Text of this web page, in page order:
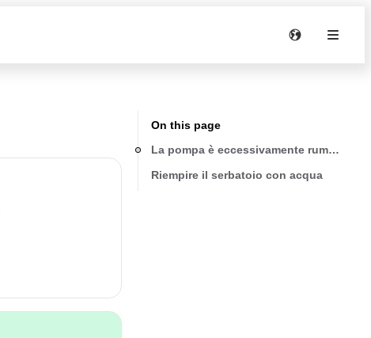
On this page
La pompa è eccessivamente rumorosa
Riempire il serbatoio con acqua